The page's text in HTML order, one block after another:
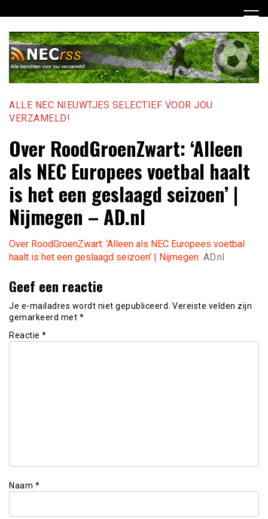
naar
inhoud
ALLE NEC NIEUWTJES SELECTIEF VOOR JOU
VERZAMELD!
Over RoodGroenZwart: ‘Alleen
als NEC Europees voetbal haalt
is het een geslaagd seizoen’ |
Nijmegen – AD.nl
Over RoodGroenZwart: ‘Alleen als NEC Europees voetbal
haalt is het een geslaagd seizoen’ | Nijmegen AD.nl
Geef een reactie
Je e-mailadres wordt niet gepubliceerd. Vereiste velden zijn
gemarkeerd met *
Reactie *
Naam *